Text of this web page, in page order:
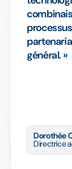
général. »
Dorothée
Directrice